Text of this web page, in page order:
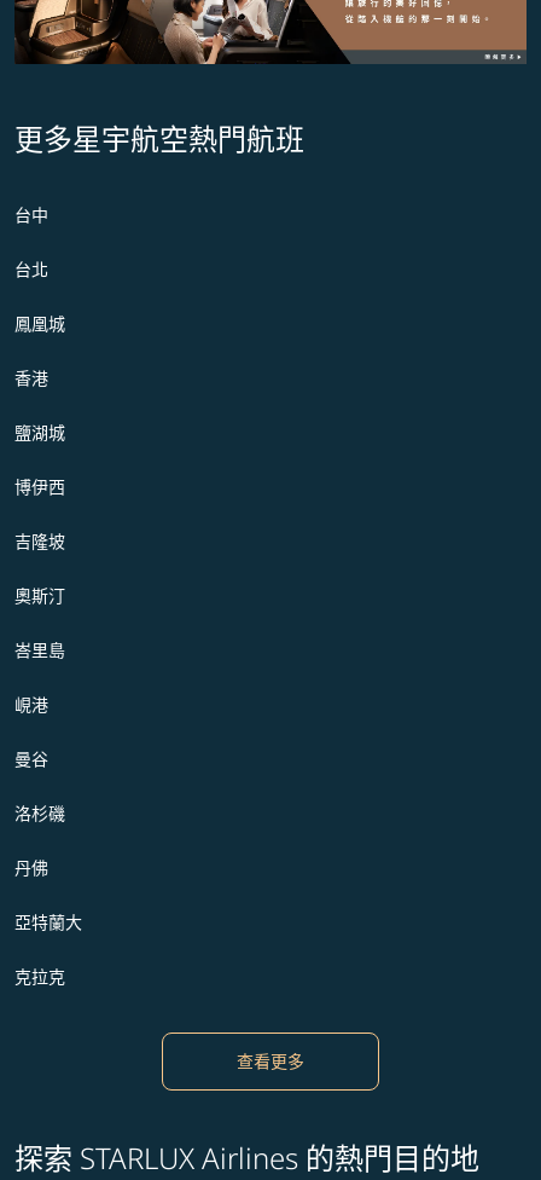
更多星宇航空熱門航班
台中
台北
鳳凰城
香港
鹽湖城
博伊西
吉隆坡
奧斯汀
峇里島
峴港
曼谷
洛杉磯
丹佛
亞特蘭大
克拉克
查看更多
探索 STARLUX Airlines 的熱門目的地